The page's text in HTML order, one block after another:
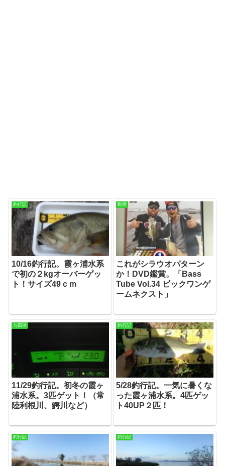
釣行記
10/16釣行記。霞ヶ浦水系
で初の２kgオーバーゲッ
ト！サイズ49ｃｍ
動画
これがシラウオパターン
か！DVD鑑賞。「Bass
Tube Vol.34 ビックワンゲ
ームネクスト」
与田浦
11/29釣行記。初冬の霞ヶ
浦水系。3匹ゲット！（常
陸利根川、鰐川など）
釣行記
5/28釣行記。一気に暑くな
った霞ヶ浦水系。4匹ゲッ
ト40UP２匹！
釣行記 釣行記